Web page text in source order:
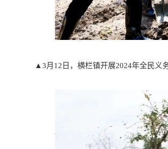
▲3月12日，横栏镇开展2024年全民义